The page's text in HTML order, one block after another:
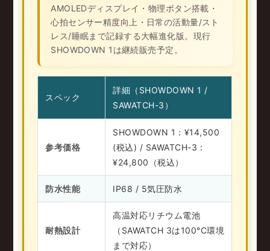
AMOLEDディスプレイ・物理ボタン搭載・
心拍センサー精度向上・日常の活動量/スト
レス/睡眠まで記録する大幅進化版。現行
SHOWDOWN 1は継続販売予定。
スペック
詳細（SHOWDOWN 1 /
SAWATCH-3）
参考価格
SHOWDOWN 1：¥14,500
(税込) / SAWATCH-3：
¥24,800（税込）
防水性能 IP68 / 5気圧防水
耐熱設計
高温対応リチウム電池
（ SAWATCH 3は100°C環境
まで対応）